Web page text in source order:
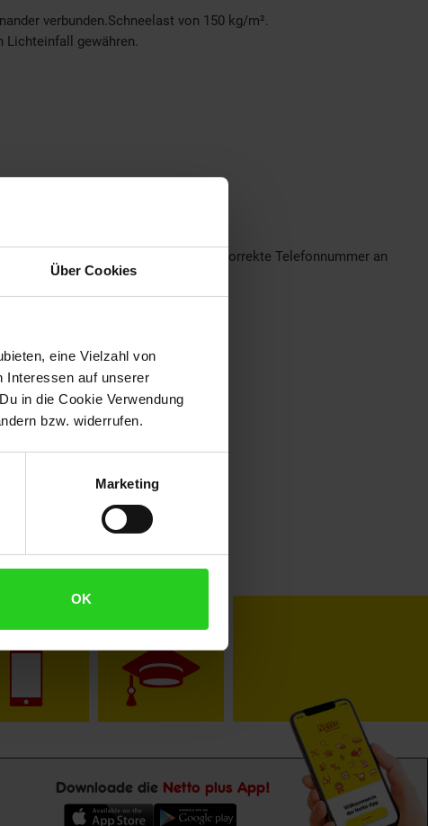
Über Cookies
eine Vielzahl von
Interessen auf unserer
in die Cookie Verwendung
bzw. widerrufen.
Marketing
OK
verbunden.Schneelast von 150 kg/m².
Lichteinfall gewähren.
im Bestellprozess bitte eine korrekte Telefonnummer an
Downloade die Netto plus App!